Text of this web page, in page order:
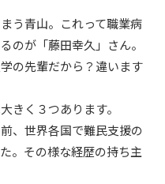
う青山。これって職業病
のが「藤田幸久」さん。
の先輩だから？違います
きく３つあります。
、世界各国で難民支援の
。その様な経歴の持ち主